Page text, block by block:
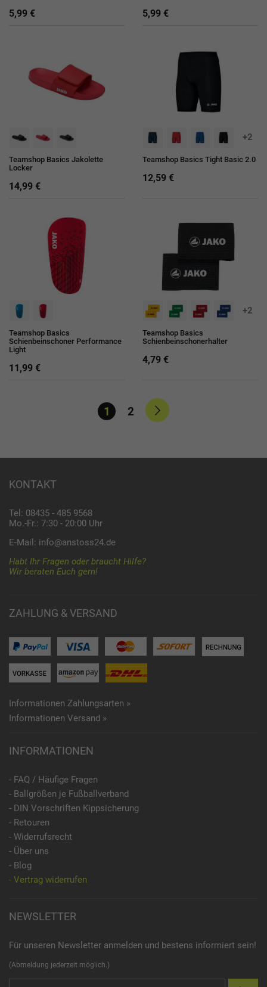
5,99 € 5,99 €
Teamshop Basics Jakolette
Locker
14,99 €
+2
Teamshop Basics Tight Basic 2.0
12,59 €
Teamshop Basics
Schienbeinschoner Performance
Light
11,99 €
+2
Teamshop Basics
Schienbeinschonerhalter
4,79 €
1 2
KONTAKT
Tel: 08435 - 485 9568
Mo.-Fr.: 7:30 - 20:00 Uhr
E-Mail: info@anstoss24.de
Habt Ihr Fragen oder braucht Hilfe?
Wir beraten Euch gern!
ZAHLUNG & VERSAND
Informationen Zahlungsarten »
Informationen Versand »
INFORMATIONEN
- FAQ / Häufige Fragen
- Ballgrößen je Fußballverband
- DIN Vorschriften Kippsicherung
- Retouren
- Widerrufsrecht
- Über uns
- Blog
- Vertrag widerrufen
NEWSLETTER
Für unseren Newsletter anmelden und bestens informiert sein!
(Abmeldung jederzeit möglich.)